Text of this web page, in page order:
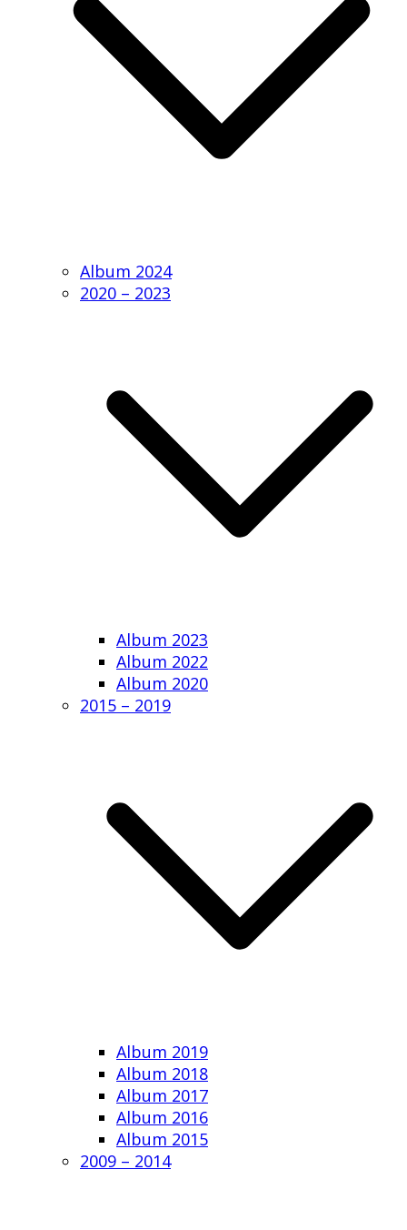
Album 2024
2020 – 2023
Album 2023
Album 2022
Album 2020
2015 – 2019
Album 2019
Album 2018
Album 2017
Album 2016
Album 2015
2009 – 2014